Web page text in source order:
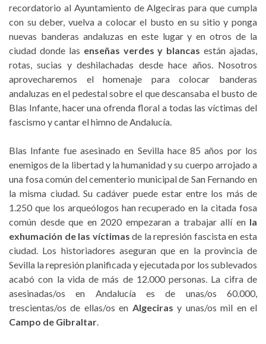
recordatorio al Ayuntamiento de Algeciras para que cumpla
con su deber, vuelva a colocar el busto en su sitio y ponga
nuevas banderas andaluzas en este lugar y en otros de la
ciudad donde las enseñas verdes y blancas están ajadas,
rotas, sucias y deshilachadas desde hace años. Nosotros
aprovecharemos el homenaje para colocar banderas
andaluzas en el pedestal sobre el que descansaba el busto de
Blas Infante, hacer una ofrenda floral a todas las víctimas del
fascismo y cantar el himno de Andalucía.
Blas Infante fue asesinado en Sevilla hace 85 años por los
enemigos de la libertad y la humanidad y su cuerpo arrojado a
una fosa común del cementerio municipal de San Fernando en
la misma ciudad. Su cadáver puede estar entre los más de
1.250 que los arqueólogos han recuperado en la citada fosa
común desde que en 2020 empezaran a trabajar allí en la
exhumación de las víctimas de la represión fascista en esta
ciudad. Los historiadores aseguran que en la provincia de
Sevilla la represión planificada y ejecutada por los sublevados
acabó con la vida de más de 12.000 personas. La cifra de
asesinadas/os en Andalucía es de unas/os 60.000,
trescientas/os de ellas/os en Algeciras y unas/os mil en el
Campo de Gibraltar.